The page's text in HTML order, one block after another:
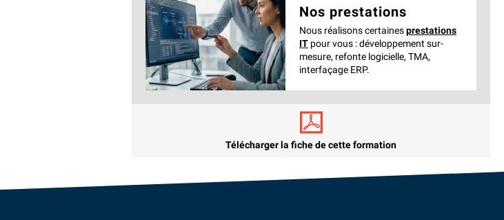
Nos prestations
Nous réalisons certainesprestations
ITpour vous : développement sur-
mesure, refonte logicielle, TMA,
interfaçage ERP.
Télécharger la fiche de cette formation